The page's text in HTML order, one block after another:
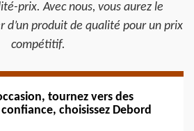
prix. Avec nous, vous aurez le
d’un produit de qualité pour un prix
compétitif.
tournez vers des
choisissez Debord